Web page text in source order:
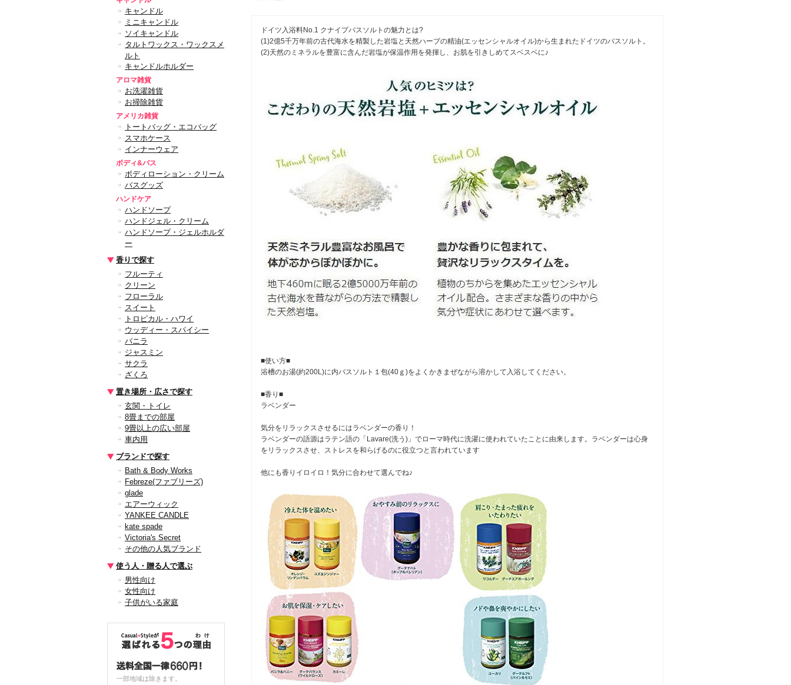
キャンドル
ミニキャンドル
ソイキャンドル
タルトワックス・ワックスメ
ルト
キャンドルホルダー
アロマ雑貨
お洗濯雑貨
お掃除雑貨
アメリカ雑貨
トートバッグ・エコバッグ
スマホケース
インナーウェア
ボディ&バス
ボディローション・クリーム
バスグッズ
ハンドケア
ハンドソープ
ハンドジェル・クリーム
ハンドソープ・ジェルホルダ
ー
香りで探す
フルーティ
クリーン
フローラル
スイート
トロピカル・ハワイ
ウッディー・スパイシー
バニラ
ジャスミン
サクラ
ざくろ
置き場所・広さで探す
玄関・トイレ
8畳までの部屋
9畳以上の広い部屋
車内用
ブランドで探す
Bath & Body Works
Febreze(ファブリーズ)
glade
エアーウィック
YANKEE CANDLE
kate spade
Victoria's Secret
その他の人気ブランド
使う人・贈る人で選ぶ
男性向け
女性向け
子供がいる家庭
一部地域は除きます。
ドイツ入浴料No.1 クナイプバスソルトの魅力とは?
(1)2億5千万年前の古代海水を精製した岩塩と天然ハーブの精油(エッセンシャルオイル)から生まれたドイツのバスソルト。
(2)天然のミネラルを豊富に含んだ岩塩が保温作用を発揮し、お肌を引きしめてスベスベに♪
■使い方■
浴槽のお湯(約200L)に内バスソルト１包(40ｇ)をよくかきまぜながら溶かして入浴してください。
■香り■
ラベンダー
気分をリラックスさせるにはラベンダーの香り！
ラベンダーの語源はラテン語の「Lavare(洗う)」でローマ時代に洗濯に使われていたことに由来します。ラベンダーは心身
をリラックスさせ、ストレスを和らげるのに役立つと言われています
他にも香りイロイロ！気分に合わせて選んでね♪